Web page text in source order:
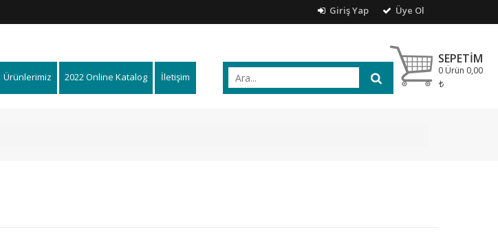
Giriş Yap Üye Ol
Ürünlerimiz 2022 Online Katalog İletişim
SEPETIM
0 Ürün 0,00